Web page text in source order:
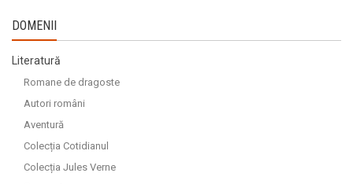
DOMENII
Literatură
Romane de dragoste
Autori români
Aventură
Colecția Cotidianul
Colecția Jules Verne